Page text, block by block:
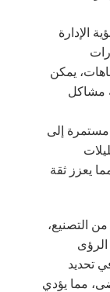
الإدارة
يمكن
مشاكل
مستمرة إلى
يعزز ثقة
من التصنيع،
تحديد
مما يؤدي